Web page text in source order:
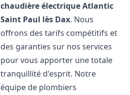
chaudière électrique Atlantic
Saint Paul lès Dax. Nous
offrons des tarifs compétitifs et
des garanties sur nos services
pour vous apporter une totale
tranquillité d'esprit. Notre
équipe de plombiers